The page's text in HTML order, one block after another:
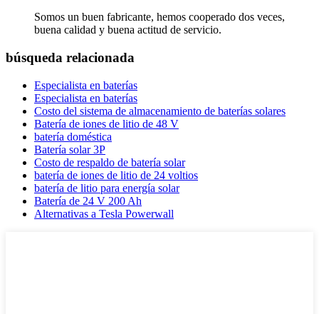
Somos un buen fabricante, hemos cooperado dos veces,
buena calidad y buena actitud de servicio.
búsqueda relacionada
Especialista en baterías
Especialista en baterías
Costo del sistema de almacenamiento de baterías solares
Batería de iones de litio de 48 V
batería doméstica
Batería solar 3P
Costo de respaldo de batería solar
batería de iones de litio de 24 voltios
batería de litio para energía solar
Batería de 24 V 200 Ah
Alternativas a Tesla Powerwall